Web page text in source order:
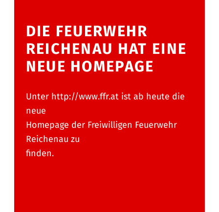
DIE FEUERWEHR
REICHENAU HAT EINE
NEUE HOMEPAGE
Unter http://www.ffr.at ist ab heute die
neue
Homepage der Freiwilligen Feuerwehr
Reichenau zu
finden.